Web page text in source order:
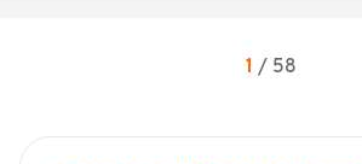
1 / 58